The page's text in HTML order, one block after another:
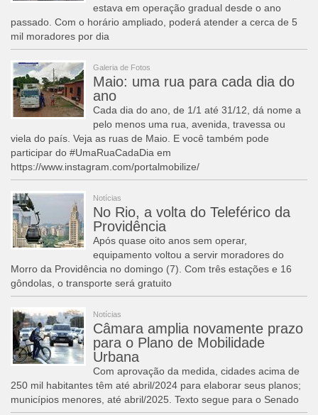
estava em operação gradual desde o ano
passado. Com o horário ampliado, poderá atender a cerca de 5
mil moradores por dia
Galeria de Fotos
Maio: uma rua para cada dia do
ano
Cada dia do ano, de 1/1 até 31/12, dá nome a
pelo menos uma rua, avenida, travessa ou
viela do país. Veja as ruas de Maio. E você também pode
participar do #UmaRuaCadaDia em
https://www.instagram.com/portalmobilize/
Notícias
No Rio, a volta do Teleférico da
Providência
Após quase oito anos sem operar,
equipamento voltou a servir moradores do
Morro da Providência no domingo (7). Com três estações e 16
gôndolas, o transporte será gratuito
Notícias
Câmara amplia novamente prazo
para o Plano de Mobilidade
Urbana
Com aprovação da medida, cidades acima de
250 mil habitantes têm até abril/2024 para elaborar seus planos;
municípios menores, até abril/2025. Texto segue para o Senado